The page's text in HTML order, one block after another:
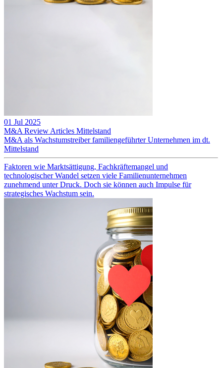
01 Jul 2025
M&A Review Articles Mittelstand
M&A als Wachstumstreiber familiengeführter Unternehmen im dt.
Mittelstand
Faktoren wie Marktsättigung, Fachkräftemangel und
technologischer Wandel setzen viele Familienunternehmen
zunehmend unter Druck. Doch sie können auch Impulse für
strategisches Wachstum sein.